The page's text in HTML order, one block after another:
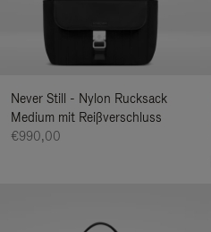
Never Still - Nylon Rucksack
Medium mit Reißverschluss
€990,00